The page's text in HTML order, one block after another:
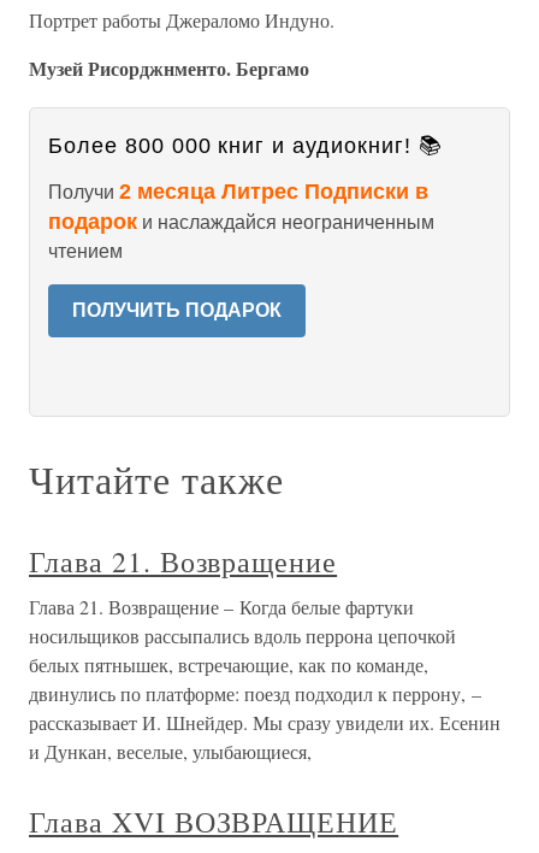
Портрет работы Джераломо Индуно.
Музей Рисорджнменто. Бергамо
Более 800 000 книг и аудиокниг! 📚
Получи 2 месяца Литрес Подписки в
подарок и наслаждайся неограниченным
чтением
ПОЛУЧИТЬ ПОДАРОК
Читайте также
Глава 21. Возвращение
Глава 21. Возвращение – Когда белые фартуки
носильщиков рассыпались вдоль перрона цепочкой
белых пятнышек, встречающие, как по команде,
двинулись по платформе: поезд подходил к перрону, –
рассказывает И. Шнейдер. Мы сразу увидели их. Есенин
и Дункан, веселые, улыбающиеся,
Глава XVI ВОЗВРАЩЕНИЕ